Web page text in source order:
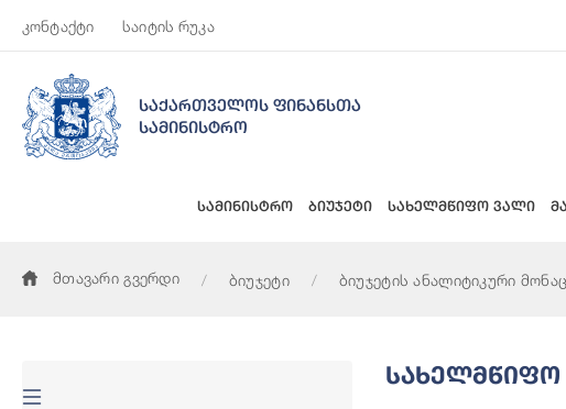
კონტაქტი საიტის რუკა
საქართველოს ფინანსთა
სამინისტრო
სამინისტრო ბიუჯეტი სახელმწიფო ვალი
მთავარი გვერდი ბიუჯეტი ბიუჯეტის ანალიტიკური
Სახელმწიფო